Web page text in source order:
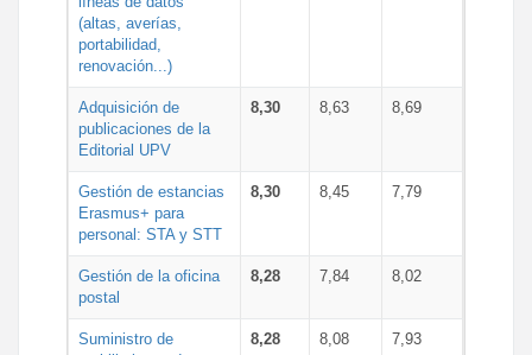
(altas, averías,
portabilidad,
renovación...)
Adquisición de
publicaciones de la
Editorial UPV
8,30 8,63 8,69
Gestión de estancias
Erasmus+ para
personal: STA y STT
8,30 8,45 7,79
Gestión de la oficina
postal
8,28 7,84 8,02
Suministro de
8,28 8,08 7,93